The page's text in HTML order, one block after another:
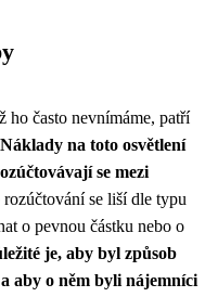
ho často nevnímáme, patří
Náklady na toto osvětlení
se mezi
rozúčtování se liší dle typu
o pevnou částku nebo o
je, aby byl způsob
aby o něm byli nájemníci